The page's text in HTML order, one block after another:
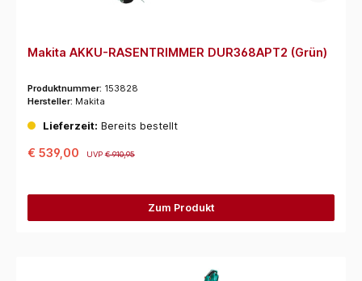
Makita AKKU-RASENTRIMMER DUR368APT2 (Grün)
Produktnummer: 153828
Hersteller: Makita
Lieferzeit: Bereits bestellt
€ 539,00 UVP€ 910,95
Zum Produkt